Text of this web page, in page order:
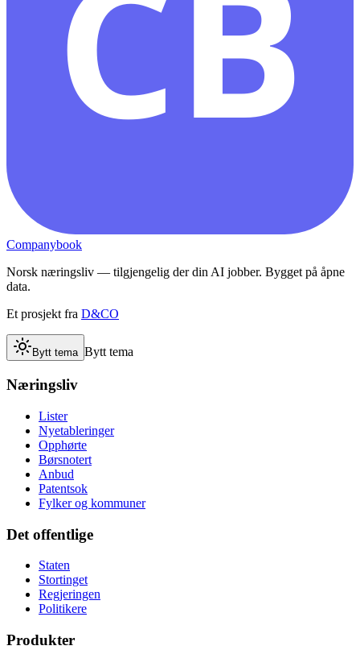
Companybook
Norsk næringsliv — tilgjengelig der din AI jobber. Bygget på åpne
data.
Et prosjekt fra D&CO
Bytt tema Bytt tema
Næringsliv
Lister
Nyetableringer
Opphørte
Børsnotert
Anbud
Patentsok
Fylker og kommuner
Det offentlige
Staten
Stortinget
Regjeringen
Politikere
Produkter